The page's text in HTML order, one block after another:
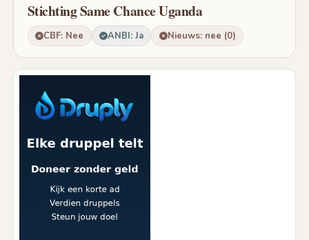
Stichting Same Chance Uganda
CBF: Nee ANBI: Ja Nieuws: nee (0)